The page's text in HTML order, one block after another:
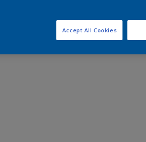
Accept All Cookies